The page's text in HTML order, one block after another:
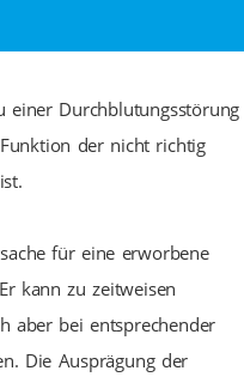
einer Durchblutungsstörung
der nicht richtig
für eine erworbene
kann zu zeitweisen
aber bei entsprechender
Die Ausprägung der